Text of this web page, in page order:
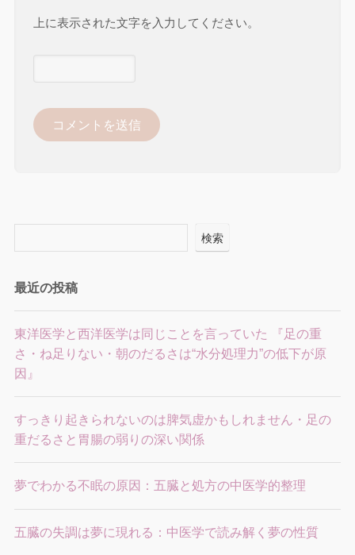
上に表示された文字を入力してください。
検索
最近の投稿
東洋医学と西洋医学は同じことを言っていた 『足の重
さ・ね足りない・朝のだるさは“水分処理力”の低下が原
因』
すっきり起きられないのは脾気虚かもしれません・足の
重だるさと胃腸の弱りの深い関係
夢でわかる不眠の原因：五臓と処方の中医学的整理
五臓の失調は夢に現れる：中医学で読み解く夢の性質